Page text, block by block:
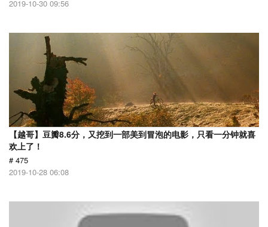
2019-10-30 09:56
【越哥】豆瓣8.6分，又挖到一部美到冒泡的电影，只看一分钟就喜
欢上了！
# 475
2019-10-28 06:08